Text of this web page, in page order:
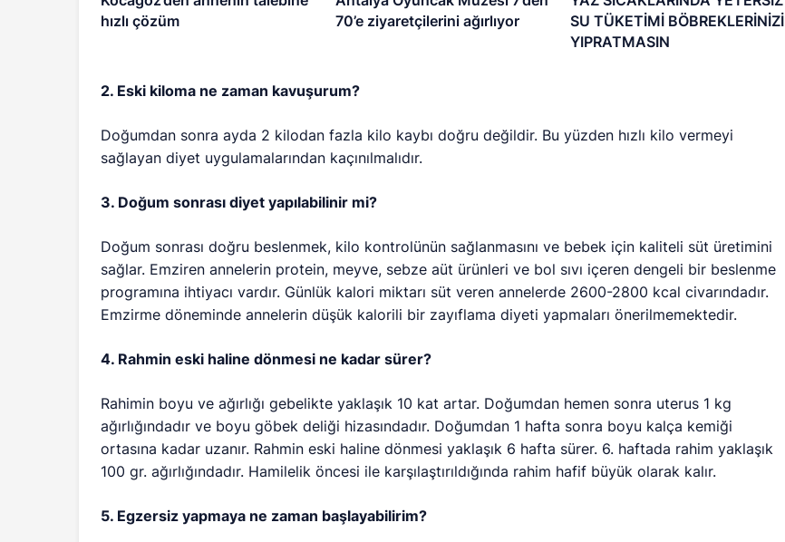
hızlı çözüm
70’e ziyaretçilerini ağırlıyor
SU TÜKETİMİ BÖBREKLERİNİZİ
YIPRATMASIN
2. Eski kiloma ne zaman kavuşurum?
Doğumdan sonra ayda 2 kilodan fazla kilo kaybı doğru değildir. Bu yüzden hızlı kilo vermeyi
sağlayan diyet uygulamalarından kaçınılmalıdır.
3. Doğum sonrası diyet yapılabilinir mi?
Doğum sonrası doğru beslenmek, kilo kontrolünün sağlanmasını ve bebek için kaliteli süt üretimini
sağlar. Emziren annelerin protein, meyve, sebze aüt ürünleri ve bol sıvı içeren dengeli bir beslenme
programına ihtiyacı vardır. Günlük kalori miktarı süt veren annelerde 2600-2800 kcal civarındadır.
Emzirme döneminde annelerin düşük kalorili bir zayıflama diyeti yapmaları önerilmemektedir.
4. Rahmin eski haline dönmesi ne kadar sürer?
Rahimin boyu ve ağırlığı gebelikte yaklaşık 10 kat artar. Doğumdan hemen sonra uterus 1 kg
ağırlığındadır ve boyu göbek deliği hizasındadır. Doğumdan 1 hafta sonra boyu kalça kemiği
ortasına kadar uzanır. Rahmin eski haline dönmesi yaklaşık 6 hafta sürer. 6. haftada rahim yaklaşık
100 gr. ağırlığındadır. Hamilelik öncesi ile karşılaştırıldığında rahim hafif büyük olarak kalır.
5. Egzersiz yapmaya ne zaman başlayabilirim?